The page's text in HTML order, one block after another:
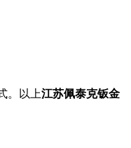
。以上江苏佩泰克钣金